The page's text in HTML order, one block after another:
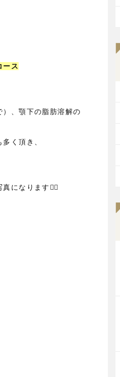
ース
、顎下の脂肪溶解の
く頂き、
になります💁‍♀️